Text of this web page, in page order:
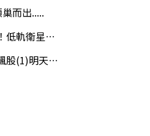
而出.....
攻 華通漲停、...
天最後買點